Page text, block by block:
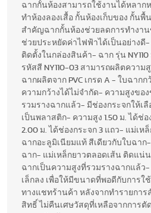
ฉากกั้นห้องสามารถใช้งานได้หลาก
ทำห้องลองเสื้อ กั้นห้องเก็บของ กั้น
สำคัญฉากกั้นห้องช่วยลดการทำงาน
ช่วยประหยัดค่าไฟฟ้าได้เป็นอย่างดี
ติดตั้งในกล่องสินค้า- ฉาก รุ่น
รหัสสี NY110-03 สามารถผลิตความ
ฉากผลิตจาก PVC เกรด A - ใบฉากก
ความกว้างได้ไม่จำกัด- ความสูงขอ
รวมรางฉากแล้ว- มีช่องกระจกให้เ
เป็นพลาสติก- ความสูง 1.50 ม. ได้ช่
2.00 ม. ได้ช่องกระจก 3 แถว- แม่เ
ฉากอะลูมิเนียมแท้ สีเดียวกับใบฉาก
ฉาก- แม่เหล็กยาวตลอดเส้น ติดแน่
ฉากเป็นความสูงที่รวมรางฉากแล้ว
เล็กลง เพื่อให้มีขนาดที่พอดีกับการใ
ทางแชทร้านค้า หลังจากทำรายกา
สิทธิ์ ไม่คืนเศษวัสดุที่เหลือจากกา